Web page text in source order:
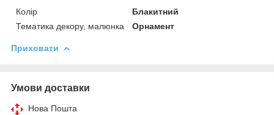
Колір
Блакитний
Тематика декору, малюнка
Орнамент
Приховати
Умови доставки
Нова Пошта